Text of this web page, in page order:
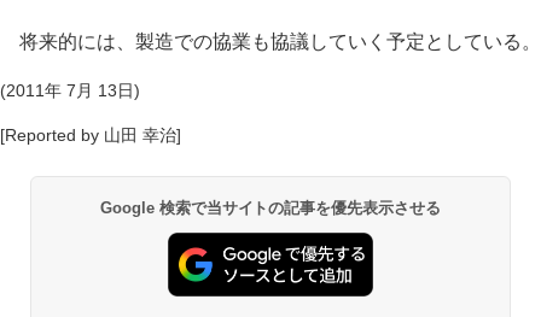
将来的には、製造での協業も協議していく予定としている。
(2011年 7月 13日)
[Reported by 山田 幸治]
Google 検索で当サイトの記事を優先表示させる